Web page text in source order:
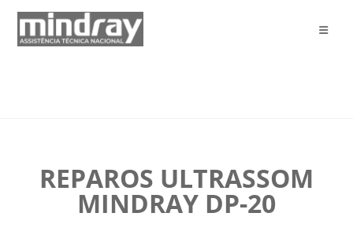
REPAROS ULTRASSOM
MINDRAY DP-20